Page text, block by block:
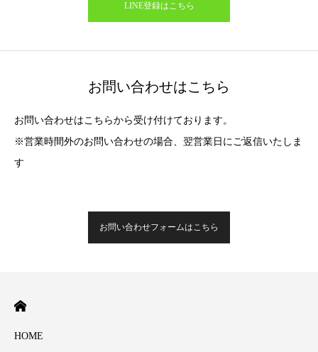
LINE登録はこちら
お問い合わせはこちら
お問い合わせはこちらから受け付けております。
※営業時間外のお問い合わせの場合、翌営業日にご返信いたしま
す
お問い合わせフォームはこちら
HOME